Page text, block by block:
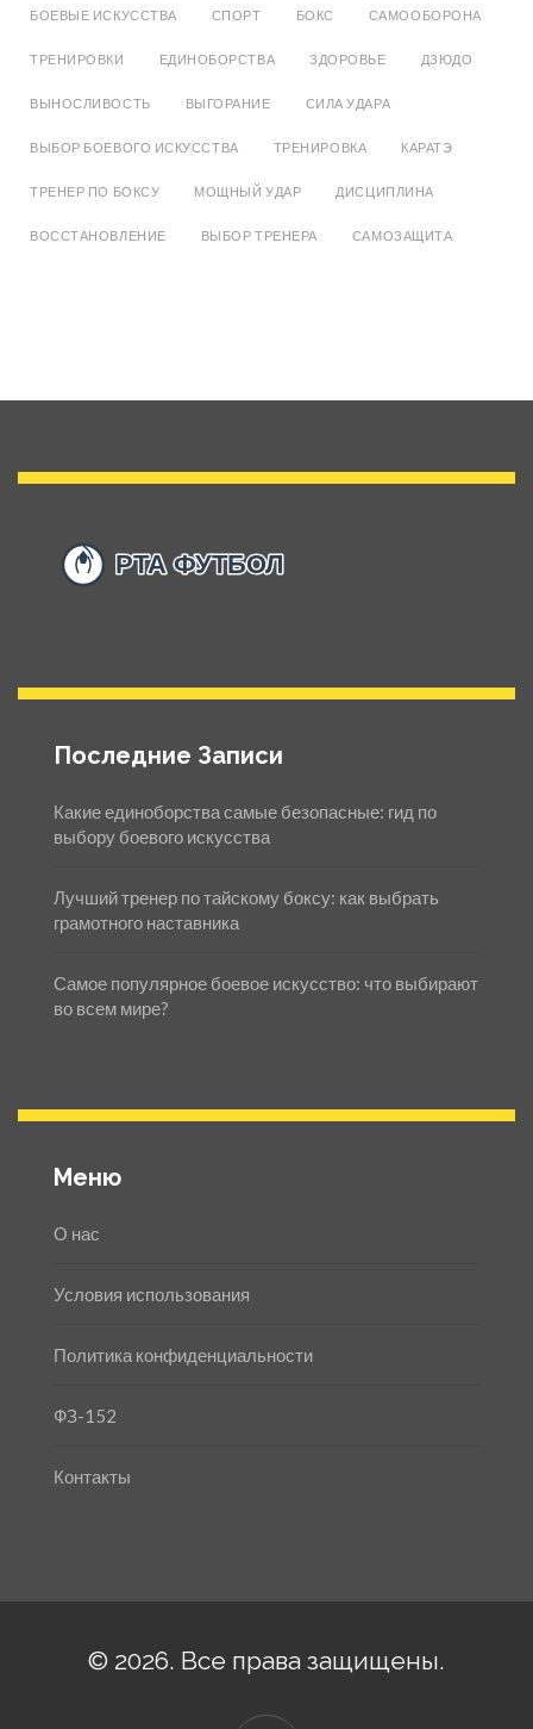
БОЕВЫЕ ИСКУССТВА СПОРТ БОКС САМООБОРОНА
ТРЕНИРОВКИ ЕДИНОБОРСТВА ЗДОРОВЬЕ ДЗЮДО
ВЫНОСЛИВОСТЬ ВЫГОРАНИЕ СИЛА УДАРА
ВЫБОР БОЕВОГО ИСКУССТВА ТРЕНИРОВКА КАРАТЭ
ТРЕНЕР ПО БОКСУ МОЩНЫЙ УДАР ДИСЦИПЛИНА
ВОССТАНОВЛЕНИЕ ВЫБОР ТРЕНЕРА САМОЗАЩИТА
Последние Записи
Какие единоборства самые безопасные: гид по
выбору боевого искусства
Лучший тренер по тайскому боксу: как выбрать
грамотного наставника
Самое популярное боевое искусство: что выбирают
во всем мире?
Меню
О нас
Условия использования
Политика конфиденциальности
ФЗ-152
Контакты
© 2026. Все права защищены.